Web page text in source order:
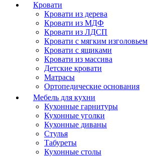
Кровати
Кровати из дерева
Кровати из МДФ
Кровати из ЛДСП
Кровати с мягким изголовьем
Кровати с ящиками
Кровати из массива
Детские кровати
Матрасы
Ортопедические основания
Мебель для кухни
Кухонные гарнитуры
Кухонные уголки
Кухонные диваны
Стулья
Табуреты
Кухонные столы